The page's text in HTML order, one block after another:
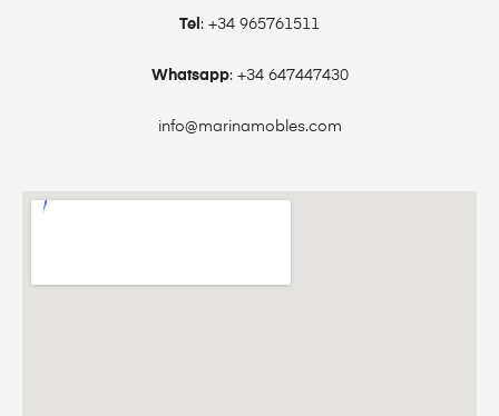
Tel : +34 965761511
Whatsapp: +34 647447430
info@marinamobles.com